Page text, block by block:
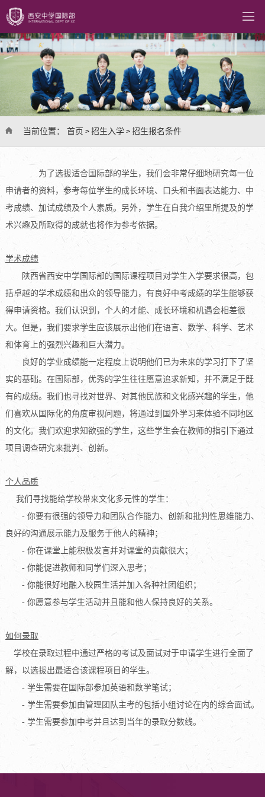
当前位置： 首页 > 招生入学> 招生报名条件
为了选拔适合国际部的学生，我们会非常仔细地研究每一位
申请者的资料，参考每位学生的成长环境、口头和书面表达能力、中
考成绩、加试成绩及个人素质。另外，学生在自我介绍里所提及的学
术兴趣及所取得的成就也将作为参考依据。
学术成绩
陕西省西安中学国际部的国际课程项目对学生入学要求很高，包
括卓越的学术成绩和出众的领导能力，有良好中考成绩的学生能够获
得申请资格。我们认识到，个人的才能、成长环境和机遇会相差很
大。但是，我们要求学生应该展示出他们在语言、数学、科学、艺术
和体育上的强烈兴趣和巨大潜力。
良好的学业成绩能一定程度上说明他们已为未来的学习打下了坚
实的基础。在国际部，优秀的学生往往愿意追求新知，并不满足于既
有的成绩。我们也寻找对世界、对其他民族和文化感兴趣的学生，他
们喜欢从国际化的角度审视问题，将通过到国外学习来体验不同地区
的文化。我们欢迎求知欲强的学生，这些学生会在教师的指引下通过
项目调查研究来批判、创新。
个人品质
我们寻找能给学校带来文化多元性的学生：
- 你要有很强的领导力和团队合作能力、创新和批判性思维能力、
良好的沟通展示能力及服务于他人的精神；
- 你在课堂上能积极发言并对课堂的贡献很大；
- 你能促进教师和同学们深入思考；
- 你能很好地融入校园生活并加入各种社团组织；
- 你愿意参与学生活动并且能和他人保持良好的关系。
如何录取
学校在录取过程中通过严格的考试及面试对于申请学生进行全面了
解，以选拔出最适合该课程项目的学生。
- 学生需要在国际部参加英语和数学笔试；
- 学生需要参加由管理团队主考的包括小组讨论在内的综合面试。
- 学生需要参加中考并且达到当年的录取分数线。